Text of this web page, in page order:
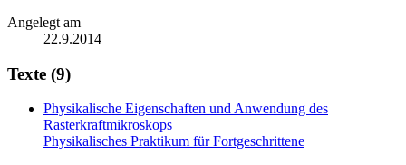
Angelegt am
22.9.2014
Texte (9)
Physikalische Eigenschaften und Anwendung des
Rasterkraftmikroskops
Physikalisches Praktikum für Fortgeschrittene